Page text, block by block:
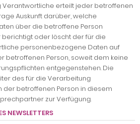
Verantwortliche erteilt jeder betroffenen
Auskunft darüber, welche
über die betroffene Person
berichtigt oder löscht der für die
personenbezogene Daten auf
betroffenen Person, soweit dem keine
entgegenstehen. Die
des für die Verarbeitung
betroffenen Person in diesem
zur Verfügung.
NEWSLETTERS